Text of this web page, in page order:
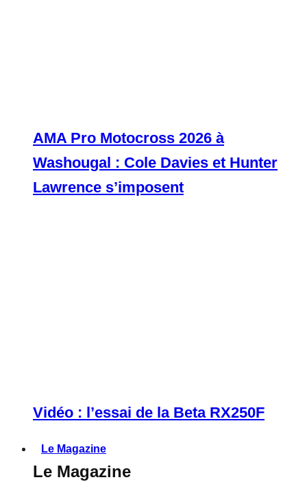
AMA Pro Motocross 2026 à
Washougal : Cole Davies et Hunter
Lawrence s’imposent
Vidéo : l’essai de la Beta RX250F
Le Magazine
Le Magazine